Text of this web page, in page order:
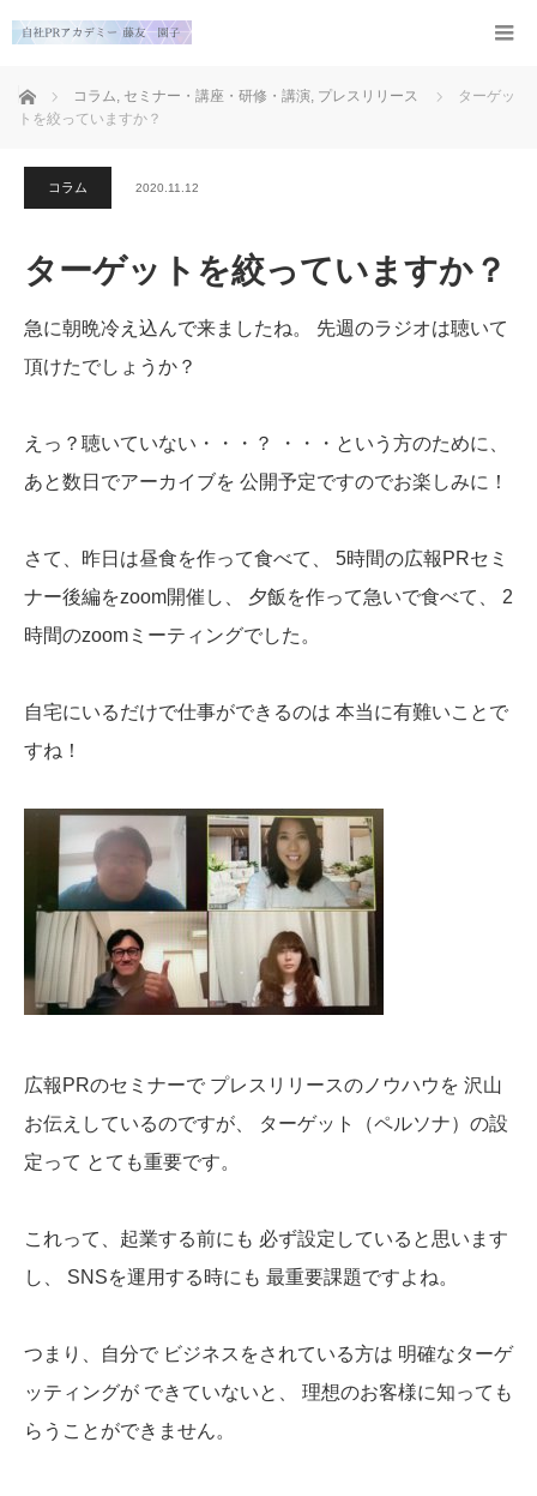
ホーム コラム, セミナー・講座・研修・講演, プレスリリース
ターゲッ
トを絞っていますか？
コラム 2020.11.12
ターゲットを絞っていますか？
急に朝晩冷え込んで来ましたね。
先週のラジオは聴いて
頂けたでしょうか？
えっ？聴いていない・・・？
・・・という方のために、
あと数日でアーカイブを 公開予定ですのでお楽しみに！
さて、昨日は昼食を作って食べて、
5時間の広報PRセミ
ナー後編をzoom開催し、
夕飯を作って急いで食べて、
2
時間のzoomミーティングでした。
自宅にいるだけで仕事ができるのは 本当に有難いことで
すね！
広報PRのセミナーで プレスリリースのノウハウを 沢山
お伝えしているのですが、
ターゲット（ペルソナ）の設
定って とても重要です。
これって、起業する前にも 必ず設定していると思います
し、
SNSを運用する時にも 最重要課題ですよね。
つまり、自分で ビジネスをされている方は 明確なターゲ
ッティングが できていないと、
理想のお客様に知っても
らうことができません。